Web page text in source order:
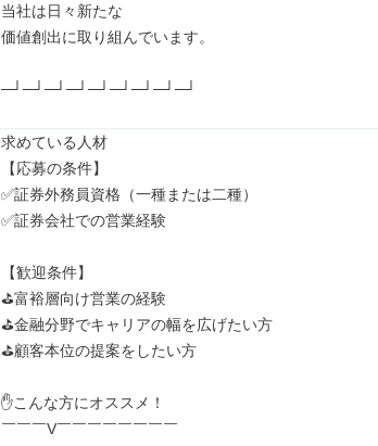
当社は日々新たな
価値創出に取り組んでいます。
─┘─┘─┘─┘─┘─┘─┘─┘─┘
求めている人材
【応募の条件】
✅証券外務員資格（一種または二種）
✅証券会社での営業経験
【歓迎条件】
⛳富裕層向け営業の経験
⛳金融分野でキャリアの幅を広げたい方
⛳顧客本位の提案をしたい方
✋こんな方にオススメ！
￣￣￣V￣￣￣￣￣￣￣￣